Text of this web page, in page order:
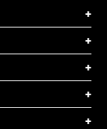
+
+
+
+
+